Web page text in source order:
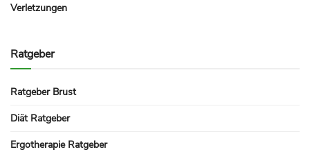
Verletzungen
Ratgeber
Ratgeber Brust
Diät Ratgeber
Ergotherapie Ratgeber